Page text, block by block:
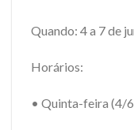
Quando: 4 a 7 de
Horários:
• Quinta-feira (4/